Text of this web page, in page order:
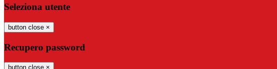
Seleziona utente
button close ×
Recupero password
button close ×